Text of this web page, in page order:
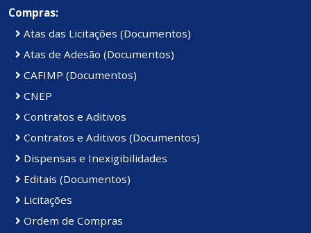
Compras:
Atas das Licitações (Documentos)
Atas de Adesão (Documentos)
CAFIMP (Documentos)
CNEP
Contratos e Aditivos
Contratos e Aditivos (Documentos)
Dispensas e Inexigibilidades
Editais (Documentos)
Licitações
Ordem de Compras